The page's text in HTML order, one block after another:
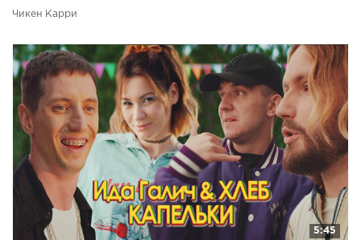
Чикен Карри
5:45